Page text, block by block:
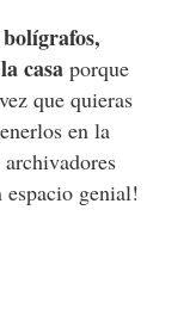
casaporque
que quieras
en la
espacio genial!